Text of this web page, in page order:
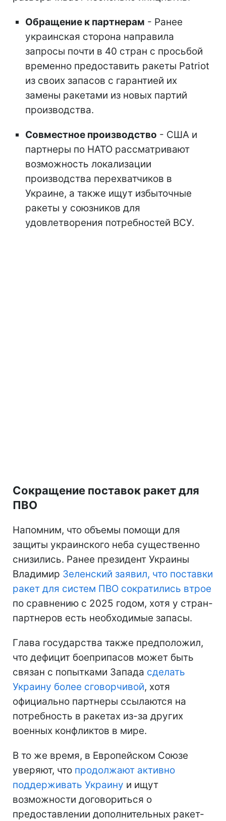
Обращение к партнерам - Ранее
украинская сторона направила
запросы почти в 40 стран с просьбой
временно предоставить ракеты Patriot
из своих запасов с гарантией их
замены ракетами из новых партий
производства.
Совместное производство - США и
партнеры по НАТО рассматривают
возможность локализации
производства перехватчиков в
Украине, а также ищут избыточные
ракеты у союзников для
удовлетворения потребностей ВСУ.
Сокращение поставок ракет для
ПВО
Напомним, что объемы помощи для
защиты украинского неба существенно
снизились. Ранее президент Украины
Владимир Зеленский заявил, что поставки
ракет для систем ПВО сократились втрое
по сравнению с 2025 годом, хотя у стран-
партнеров есть необходимые запасы.
Глава государства также предположил,
что дефицит боеприпасов может быть
связан с попытками Запада сделать
Украину более сговорчивой, хотя
официально партнеры ссылаются на
потребность в ракетах из-за других
военных конфликтов в мире.
В то же время, в Европейском Союзе
уверяют, что продолжают активно
поддерживать Украину и ищут
возможности договориться о
предоставлении дополнительных ракет-